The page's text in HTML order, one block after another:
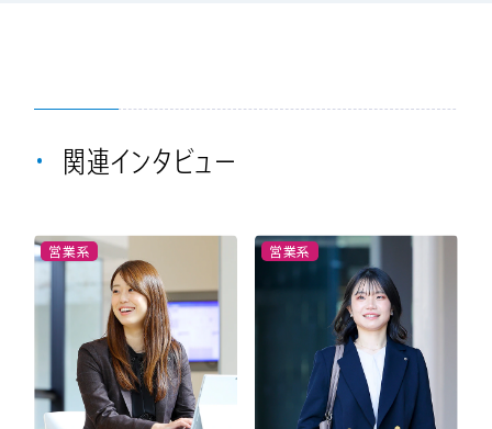
関連インタビュー
営業系 営業系